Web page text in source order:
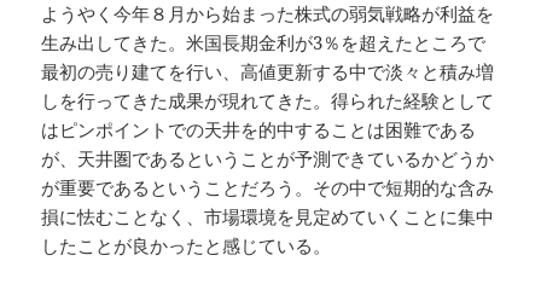
ようやく今年８月から始まった株式の弱気戦略が利益を
生み出してきた。米国長期金利が3％を超えたところで
最初の売り建てを行い、高値更新する中で淡々と積み増
しを行ってきた成果が現れてきた。得られた経験として
はピンポイントでの天井を的中することは困難である
が、天井圏であるということが予測できているかどうか
が重要であるということだろう。その中で短期的な含み
損に怯むことなく、市場環境を見定めていくことに集中
したことが良かったと感じている。